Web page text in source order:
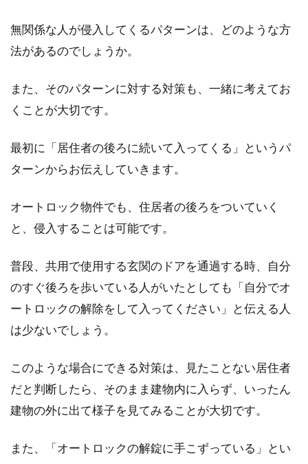
無関係な人が侵入してくるパターンは、どのような方
法があるのでしょうか。
また、そのパターンに対する対策も、一緒に考えてお
くことが大切です。
最初に「居住者の後ろに続いて入ってくる」というパ
ターンからお伝えしていきます。
オートロック物件でも、住居者の後ろをついていく
と、侵入することは可能です。
普段、共用で使用する玄関のドアを通過する時、自分
のすぐ後ろを歩いている人がいたとしても「自分でオ
ートロックの解除をして入ってください」と伝える人
は少ないでしょう。
このような場合にできる対策は、見たことない居住者
だと判断したら、そのまま建物内に入らず、いったん
建物の外に出て様子を見てみることが大切です。
また、「オートロックの解錠に手こずっている」とい